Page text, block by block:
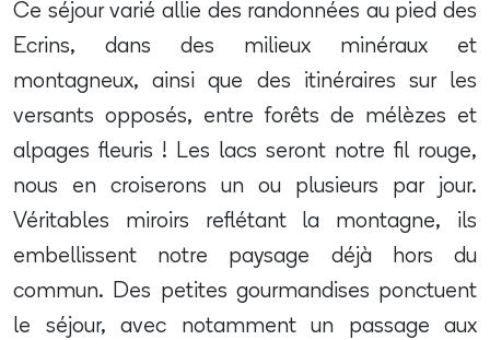
Ce séjour varié allie des randonnées au pied des
Ecrins, dans des milieux minéraux et
montagneux, ainsi que des itinéraires sur les
versants opposés, entre forêts de mélèzes et
alpages fleuris ! Les lacs seront notre fil rouge,
nous en croiserons un ou plusieurs par jour.
Véritables miroirs reflétant la montagne, ils
embellissent notre paysage déjà hors du
commun. Des petites gourmandises ponctuent
le séjour, avec notamment un passage aux